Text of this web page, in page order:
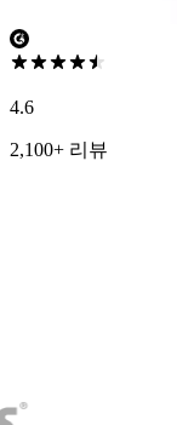
4.6
2,100+ 리뷰